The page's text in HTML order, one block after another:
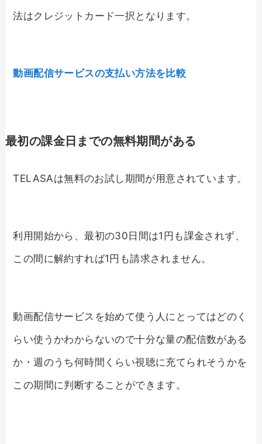
法はクレジットカード一択となります。
動画配信サービスの支払い方法を比較
最初の課金日までの無料期間がある
TELASAは無料のお試し期間が用意されています。
利用開始から、最初の30日間は1円も課金されず、
この間に解約すれば1円も請求されません。
動画配信サービスを始めて使う人にとってはどのく
らい使うかわからないので十分な量の配信数がある
か・週のうち何時間くらい視聴に充てられそうかを
この期間に判断することができます。